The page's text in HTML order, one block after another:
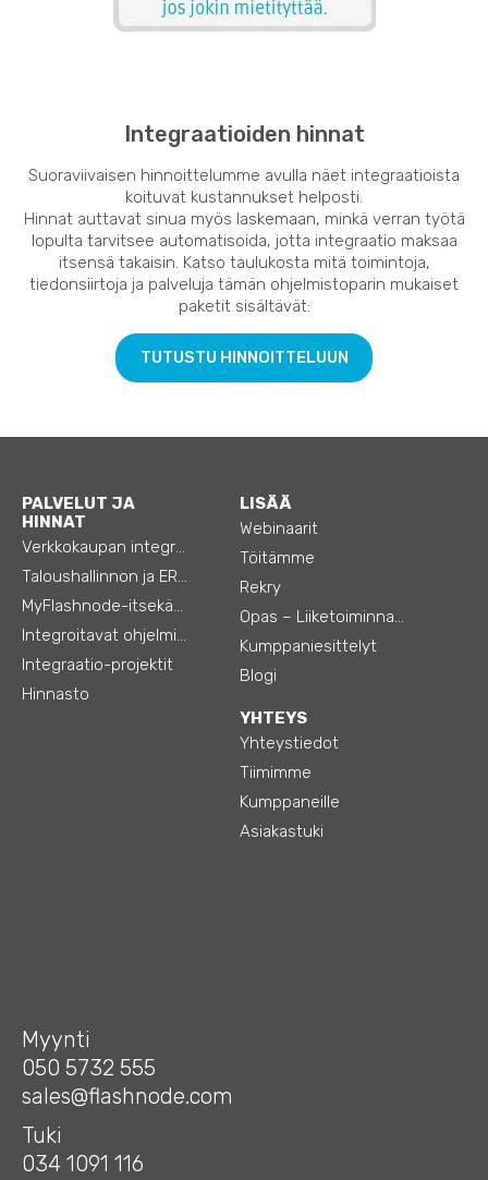
Integraatioiden hinnat
Suoraviivaisen hinnoittelumme avulla näet integraatioista
koituvat kustannukset helposti.
Hinnat auttavat sinua myös laskemaan, minkä verran työtä
lopulta tarvitsee automatisoida, jotta integraatio maksaa
itsensä takaisin. Katso taulukosta mitä toimintoja,
tiedonsiirtoja ja palveluja tämän ohjelmistoparin mukaiset
paketit sisältävät:
TUTUSTU HINNOITTELUUN
PALVELUT JA
HINNAT
Verkkokaupan integraatiot
Taloushallinnon ja ERP:n integraatiot
MyFlashnode-itsekäyttö-automaatio
Integroitavat ohjelmistot
Integraatio-projektit
Hinnasto
LISÄÄ
Webinaarit
Töitämme
Rekry
Opas – Liiketoiminnan tehostamiseen
Kumppaniesittelyt
Blogi
YHTEYS
Yhteystiedot
Tiimimme
Kumppaneille
Asiakastuki
Myynti
050 5732 555
sales@flashnode.com
Tuki
034 1091 116